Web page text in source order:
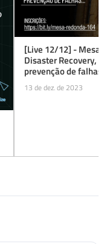
[Live 12/12] - Mesa
Disaster Recovery,
prevenção de falhas
13 de dez. de 2023